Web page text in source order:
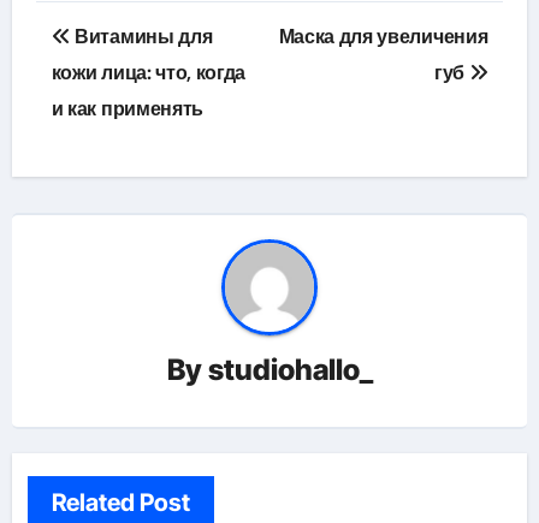
Навигация
по
записям
Витамины для
кожи лица: что, когда
и как применять
Маска для увеличения
губ
Bystudiohallo_
Related Post